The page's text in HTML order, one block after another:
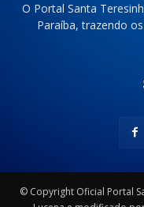
O Portal Santa
Paraíba, trazendo
© Copyright Oficial Portal